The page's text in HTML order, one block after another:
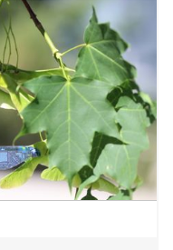
käsittelee PIC-
suunnittelusta ja
hän kehittää
ja